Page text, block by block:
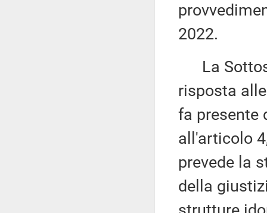
2022.
La
risposta
fa presente
all'articolo
prevede la
della